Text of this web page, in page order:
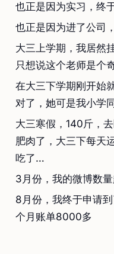
也正是因为实习，终
也正是因为进了公司
大三上学期，我居然
只想说这个老师是个
在大三下学期刚开始
对了，她可是我小学
大三寒假，140斤，
肥肉了，大三下每天
吃了…
3月份，我的微博数
8月份，我终于申请
个月账单8000多